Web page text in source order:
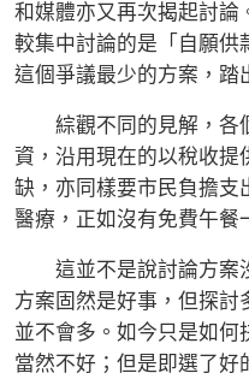
和媒體亦又再次揭起討論
較集中討論的是「自願供
這個爭議最少的方案，踏
綜觀不同的見解，各
資，沿用現在的以稅收提
缺，亦同樣要市民負擔支
醫療，正如沒有免費午餐
這並不是說討論方案
方案固然是好事，但探討
並不會多。如今只是如何
當然不好；但是即選了好